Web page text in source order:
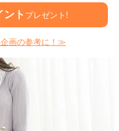
ント プレゼント!
画の参考に！≫